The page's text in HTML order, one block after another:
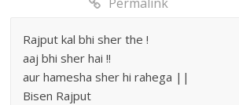
Rajput kal bhi sher the !
aaj bhi sher hai !!
aur hamesha sher hi rahega ||
Bisen Rajput